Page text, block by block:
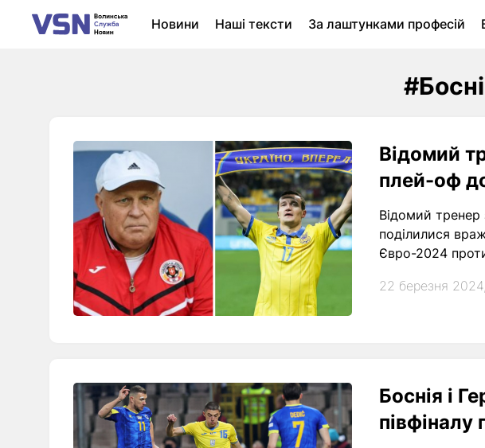
Новини Наші тексти За лаштунками професій
Відомий
плей-оф
Відомий тренер
поділилися
Євро-2024
22 березня
Боснія і